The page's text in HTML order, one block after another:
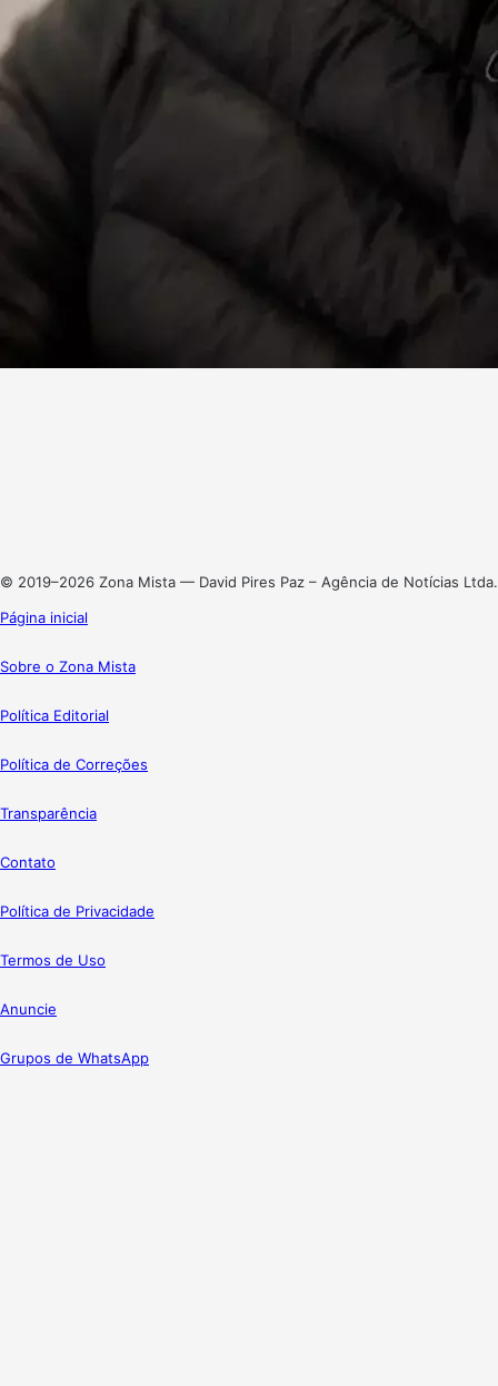
© 2019–2026 Zona Mista — David Pires Paz – Agência de Notícias Ltda.
Página inicial
Sobre o Zona Mista
Política Editorial
Política de Correções
Transparência
Contato
Política de Privacidade
Termos de Uso
Anuncie
Grupos de WhatsApp